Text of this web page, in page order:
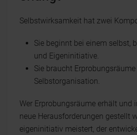
Selbstwirksamkeit hat zwei
Sie beginnt bei einem selbst,
und Eigeninitiative.
Sie braucht
Selbstorganisation.
Wer Erprobungsräume erhält und
neue Herausforderungen gestellt
eigeninitiativ meistert, der